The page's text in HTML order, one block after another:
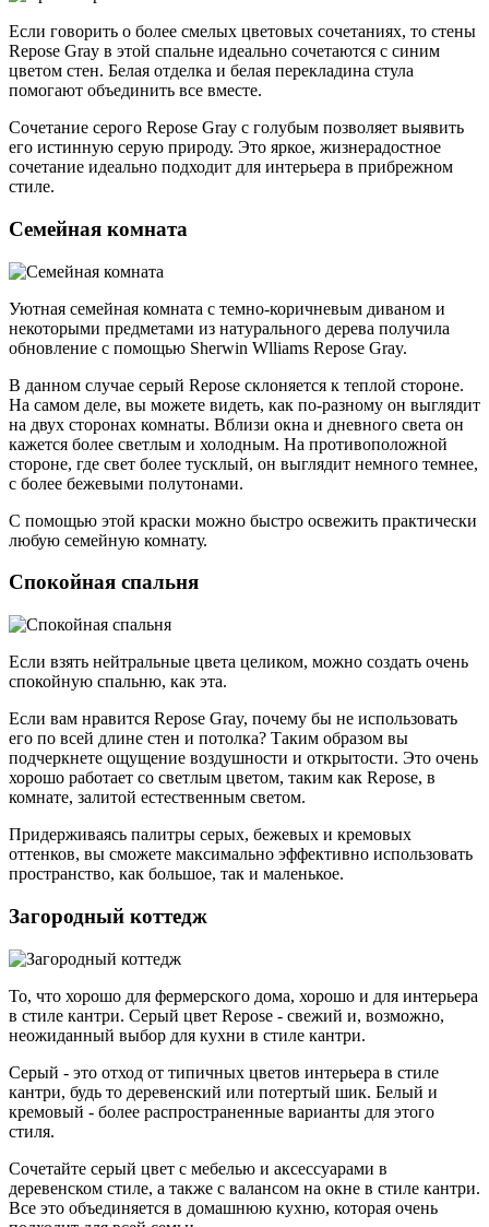
Если говорить о более смелых цветовых сочетаниях, то стены
Repose Gray в этой спальне идеально сочетаются с синим
цветом стен. Белая отделка и белая перекладина стула
помогают объединить все вместе.
Сочетание серого Repose Gray с голубым позволяет выявить
его истинную серую природу. Это яркое, жизнерадостное
сочетание идеально подходит для интерьера в прибрежном
стиле.
Семейная комната
Уютная семейная комната с темно-коричневым диваном и
некоторыми предметами из натурального дерева получила
обновление с помощью Sherwin Wlliams Repose Gray.
В данном случае серый Repose склоняется к теплой стороне.
На самом деле, вы можете видеть, как по-разному он выглядит
на двух сторонах комнаты. Вблизи окна и дневного света он
кажется более светлым и холодным. На противоположной
стороне, где свет более тусклый, он выглядит немного темнее,
с более бежевыми полутонами.
С помощью этой краски можно быстро освежить практически
любую семейную комнату.
Спокойная спальня
Если взять нейтральные цвета целиком, можно создать очень
спокойную спальню, как эта.
Если вам нравится Repose Gray, почему бы не использовать
его по всей длине стен и потолка? Таким образом вы
подчеркнете ощущение воздушности и открытости. Это очень
хорошо работает со светлым цветом, таким как Repose, в
комнате, залитой естественным светом.
Придерживаясь палитры серых, бежевых и кремовых
оттенков, вы сможете максимально эффективно использовать
пространство, как большое, так и маленькое.
Загородный коттедж
То, что хорошо для фермерского дома, хорошо и для интерьера
в стиле кантри. Серый цвет Repose - свежий и, возможно,
неожиданный выбор для кухни в стиле кантри.
Серый - это отход от типичных цветов интерьера в стиле
кантри, будь то деревенский или потертый шик. Белый и
кремовый - более распространенные варианты для этого
стиля.
Сочетайте серый цвет с мебелью и аксессуарами в
деревенском стиле, а также с валансом на окне в стиле кантри.
Все это объединяется в домашнюю кухню, которая очень